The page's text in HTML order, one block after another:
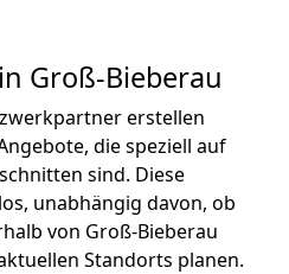
Groß-Bieberau
erstellen
die speziell auf
sind. Diese
unabhängig davon, ob
von Groß-Bieberau
Standorts planen.